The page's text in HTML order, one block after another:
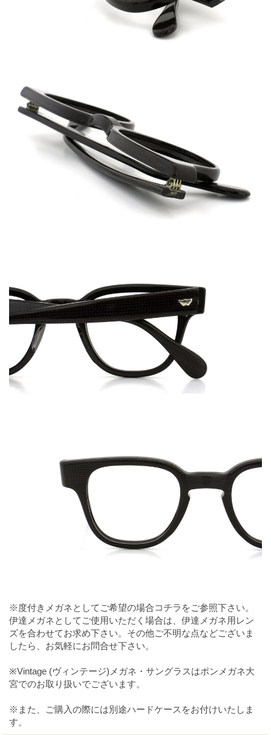
※度付きメガネとしてご希望の場合コチラ をご参照下さい。
伊達メガネとしてご使用いただく場合は、伊達メガネ用レン
ズを合わせてお求め下さい。その他ご不明な点などございま
したら、お気軽にお問合せ下さい。
※Vintage (ヴィンテージ)メガネ・サングラスはポンメガネ大
宮でのお取り扱いでございます。
※また、ご購入の際には別途ハードケースをお付けいたしま
す。